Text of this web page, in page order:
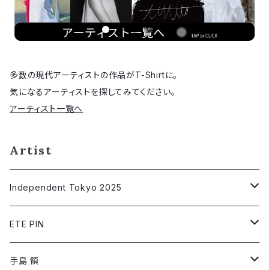
多数の現代アーティストの作品がT-Shirtに。
気になるアーティストを探してみてください。
アーティスト一覧へ
Artist
Independent Tokyo 2025
相川出后
@asanomakoto
ETE PIN
Short Sleeve T-shirt
手島 領